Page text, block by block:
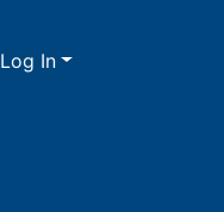
Log In